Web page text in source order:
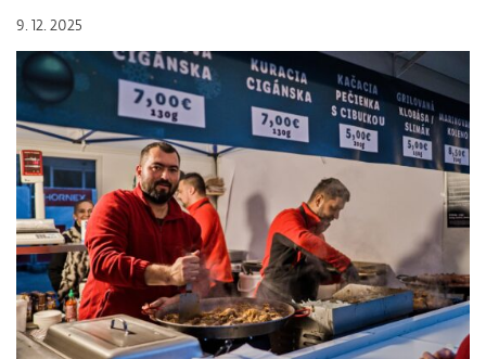
9. 12. 2025